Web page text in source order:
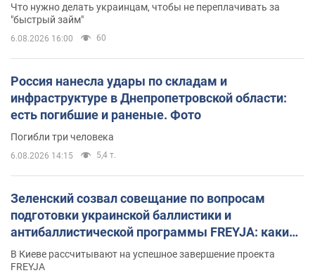
Что нужно делать украинцам, чтобы не переплачивать за
"быстрый займ"
6.08.2026 16:00 60
Россия нанесла удары по складам и
инфраструктуре в Днепропетровской области:
есть погибшие и раненые. Фото
Погибли три человека
6.08.2026 14:15 5,4 т.
Зеленский созвал совещание по вопросам
подготовки украинской баллистики и
антибаллистической программы FREYJA: какие
решения готовятся
В Киеве рассчитывают на успешное завершение проекта
FREYJA